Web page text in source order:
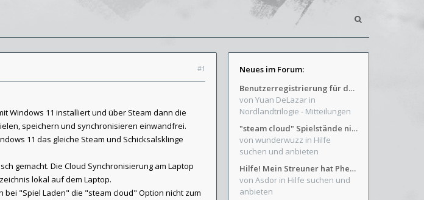
#1
Windows 11 installiert und über Steam dann die
speichern und synchronisieren einwandfrei.
11 das gleiche Steam und Schicksalsklinge
gemacht. Die Cloud Synchronisierung am Laptop
lokal auf dem Laptop.
bei "Spiel Laden" die "steam cloud" Option nicht zum
Neues im Forum:
Benutzerregistrierung für das SchickHD-/SchweifHD-Forum gesperrt
von Yuan DeLazar in
Nordlandtrilogie - Mitteilungen
"steam cloud" Spielstände nicht verfügbar
von wunderwuzz in Hilfe
suchen und anbieten
Hilfe! Mein Streuner hat Phexens Gunst verloren...
von Asdor in Hilfe suchen und
anbieten